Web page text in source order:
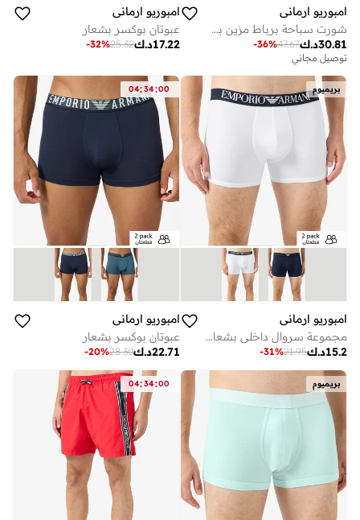
امبوريو ارماني
شورت سباحة برباط مزين بشعار الماركة
د.ك30.81
47.67
-36%
توصيل مجاني
امبوريو ارماني
عبوتان بوكسر بشعار
د.ك17.22
25.32
-32%
بريميوم
امبوريو ارماني
مجموعة سروال داخلي بشعار الماركة - مكونة من قطعتين
د.ك15.2
21.95
-31%
04:34:00
امبوريو ارماني
عبوتان بوكسر بشعار
د.ك22.71
28.30
-20%
بريميوم 04:34:00